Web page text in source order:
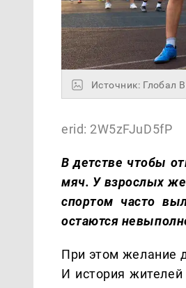
Источник: Глобал
erid: 2W5zFJuD5fP
В детстве чтобы
мяч. У взрослых же
спортом часто
остаются
При этом желание
И история жителей